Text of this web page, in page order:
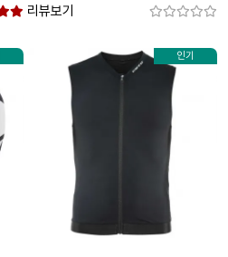
리뷰보기
인기